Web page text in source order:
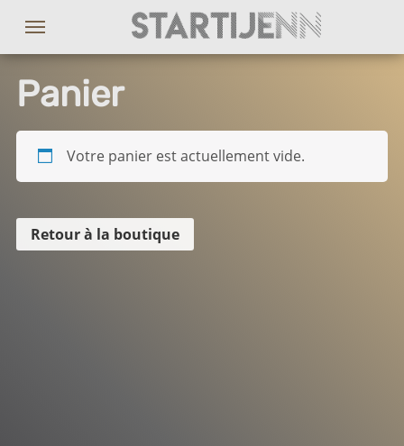
Panier
Votre panier est actuellement vide.
Retour à la boutique